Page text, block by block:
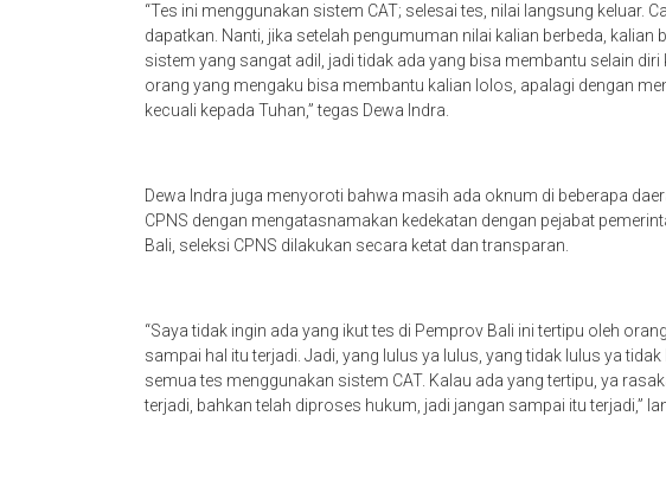
“Tes ini menggunakan sistem CAT; selesai tes, nilai langsung keluar.
dapatkan. Nanti, jika setelah pengumuman nilai kalian berbeda,
sistem yang sangat adil, jadi tidak ada yang bisa membantu selain
orang yang mengaku bisa membantu kalian lolos, apalagi dengan
kecuali kepada Tuhan,” tegas Dewa Indra.
Dewa Indra juga menyoroti bahwa masih ada oknum di beberapa
CPNS dengan mengatasnamakan kedekatan dengan pejabat
Bali, seleksi CPNS dilakukan secara ketat dan transparan.
“Saya tidak ingin ada yang ikut tes di Pemprov Bali ini tertipu oleh
sampai hal itu terjadi. Jadi, yang lulus ya lulus, yang tidak lulus ya
semua tes menggunakan sistem CAT. Kalau ada yang tertipu, ya
terjadi, bahkan telah diproses hukum, jadi jangan sampai itu terjadi,”